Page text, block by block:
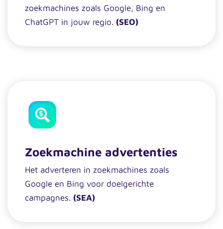
zoekmachines zoals Google, Bing en
ChatGPT in jouw regio. (SEO)
Zoekmachine advertenties
Het adverteren in zoekmachines zoals
Google en Bing voor doelgerichte
campagnes. (SEA)